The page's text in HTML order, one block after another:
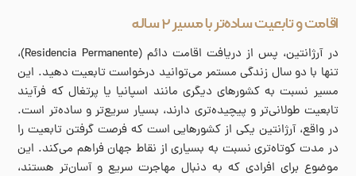
اقامت و تابعیت ساده‌تر با مسیر ۲ ساله
در آرژانتین، پس از دریافت اقامت دائم (Residencia Permanente)،
تنها با دو سال زندگی مستمر می‌توانید درخواست تابعیت دهید. این
مسیر نسبت به کشورهای دیگری مانند اسپانیا یا پرتغال که فرآیند
تابعیت طولانی‌تر و پیچیده‌تری دارند، بسیار سریع‌تر و ساده‌تر است.
در واقع، آرژانتین یکی از کشورهایی است که فرصت گرفتن تابعیت را
در مدت کوتاه‌تری نسبت به بسیاری از نقاط جهان فراهم می‌کند. این
موضوع برای افرادی که به دنبال مهاجرت سریع و آسان‌تر هستند،